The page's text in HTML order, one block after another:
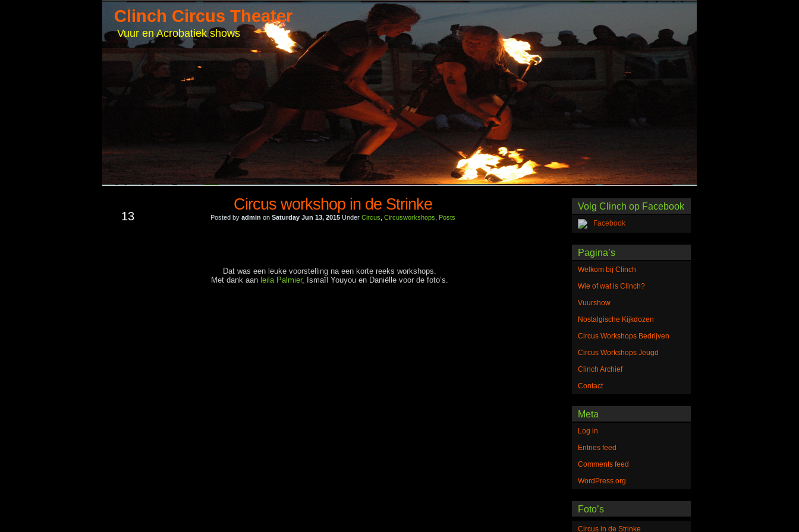
Clinch Circus Theater
Vuur en Acrobatiek shows
13
Circus workshop in de Strinke
Posted by admin on Saturday Jun 13, 2015 Under Circus Circusworkshops Posts
Dat was een leuke voorstelling na een korte reeks workshops.
Met dank aan leila Palmier, Ismaïl Youyou en Daniëlle voor de foto’s.
Volg Clinch op Facebook
Pagina’s
Welkom bij Clinch
Wie of wat is Clinch?
Vuurshow
Nostalgische Kijkdozen
Circus Workshops Bedrijven
Circus Workshops Jeugd
Clinch Archief
Contact
Meta
Log in
Entries feed
Comments feed
WordPress.org
Foto’s
Circus in de Strinke